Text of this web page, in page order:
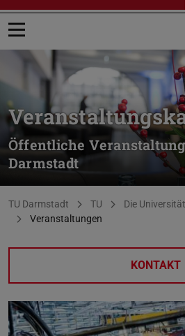
Menü öffnen
Öffentliche
Darmstadt
Sie befinden sich hier:
TU Darmstadt TU Die Universität
Veranstaltungen
KONTAKT